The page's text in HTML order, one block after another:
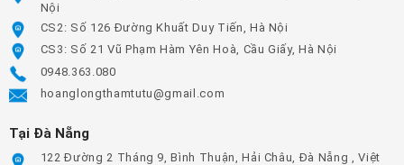
Nội
CS2: Số 126 Đường Khuất Duy Tiến, Hà Nội
CS3: Số 21 Vũ Phạm Hàm Yên Hoà, Cầu Giấy, Hà Nội
0948.363.080
hoanglongthamtutu@gmail.com
Tại Đà Nẵng
122 Đường 2 Tháng 9, Bình Thuận, Hải Châu, Đà Nẵng , Việt